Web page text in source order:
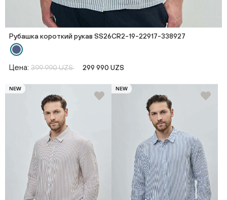
Рубашка короткий рукав SS26CR2-19-22917-338927
Цена: 399 990 UZS 299 990 UZS
NEW NEW